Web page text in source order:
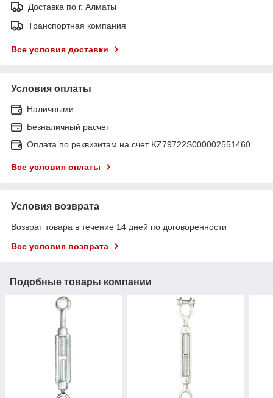
Доставка по г. Алматы
Транспортная компания
Все условия доставки
Условия оплаты
Наличными
Безналичный расчет
Оплата по реквизитам на счет KZ79722S000002551460
Все условия оплаты
Условия возврата
Возврат товара в течение 14 дней по договоренности
Все условия возврата
Подобные товары компании